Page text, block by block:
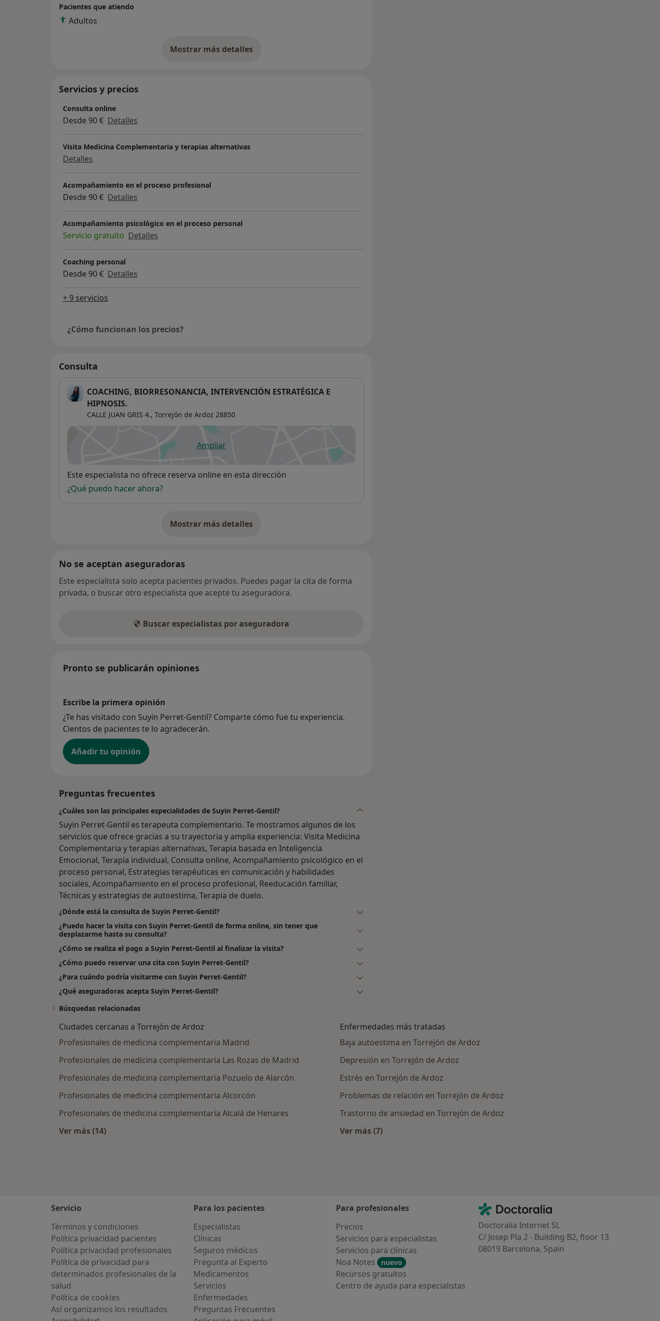
Pacientes que atiendo
Adultos
Mostrar más detalles
sobre la experiencia
Servicios y precios
Consulta online
Desde 90 € Detalles
Visita Medicina Complementaria y terapias alternativas
Detalles
Acompañamiento en el proceso profesional
Desde 90 € Detalles
Acompañamiento psicológico en el proceso personal
Servicio gratuito Detalles
Coaching personal
Desde 90 € Detalles
+ 9 servicios
¿Cómo funcionan los precios?
Consulta
COACHING, BIORRESONANCIA, INTERVENCIÓN ESTRATÉGICA E
HIPNOSIS.
CALLE JUAN GRIS 4., Torrejón de Ardoz 28850
Ampliarse abre en una nueva pestaña
Disponibilidad
Este especialista no ofrece reserva online en esta dirección
¿Qué puedo hacer ahora?
Mostrar más detalles
sobre la dirección
No se aceptan aseguradoras
Este especialista solo acepta pacientes privados. Puedes pagar la cita de forma
privada, o buscar otro especialista que acepte tu aseguradora.
Buscar especialistas por aseguradora
Pronto se publicarán opiniones
Escribe la primera opinión
¿Te has visitado con Suyin Perret-Gentil? Comparte cómo fue tu experiencia.
Cientos de pacientes te lo agradecerán.
Añadir tu opinión
Preguntas frecuentes
¿Cuáles son las principales especialidades de Suyin Perret-Gentil?
Suyin Perret-Gentil es terapeuta complementario. Te mostramos algunos de los
servicios que ofrece gracias a su trayectoria y amplia experiencia: Visita Medicina
Complementaria y terapias alternativas, Terapia basada en Inteligencia
Emocional, Terapia individual, Consulta online, Acompañamiento psicológico en el
proceso personal, Estrategias terapéuticas en comunicación y habilidades
sociales, Acompañamiento en el proceso profesional, Reeducación familiar,
Técnicas y estrategias de autoestima, Terapia de duelo.
¿Dónde está la consulta de Suyin Perret-Gentil?
¿Puedo hacer la visita con Suyin Perret-Gentil de forma online, sin tener que
desplazarme hasta su consulta?
¿Cómo se realiza el pago a Suyin Perret-Gentil al finalizar la visita?
¿Cómo puedo reservar una cita con Suyin Perret-Gentil?
¿Para cuándo podría visitarme con Suyin Perret-Gentil?
¿Qué aseguradoras acepta Suyin Perret-Gentil?
Búsquedas relacionadas
Ciudades cercanas a Torrejón de Ardoz
Profesionales de medicina complementaria Madrid
Profesionales de medicina complementaria Las Rozas de Madrid
Profesionales de medicina complementaria Pozuelo de Alarcón
Profesionales de medicina complementaria Alcorcón
Profesionales de medicina complementaria Alcalá de Henares
Ver más (14)
Enfermedades más tratadas
Baja autoestima en Torrejón de Ardoz
Depresión en Torrejón de Ardoz
Estrés en Torrejón de Ardoz
Problemas de relación en Torrejón de Ardoz
Trastorno de ansiedad en Torrejón de Ardoz
Ver más (7)
Servicio
Términos y condiciones
Política privacidad pacientes
Política privacidad profesionales
Política de privacidad para
determinados profesionales de la
salud
Política de cookies
Así organizamos los resultados
Para los pacientes
Especialistas
Clínicas
Seguros médicos
Pregunta al Experto
Medicamentos
Servicios
Enfermedades
Preguntas Frecuentes
Para profesionales
Precios
Servicios para especialistas
Servicios para clínicas
Noa Notes
nuevo
Recursos gratuitos
Centro de ayuda para especialistas
Contacto
Doctoralia - Página de inicio
Doctoralia Internet SL
C/ Josep Pla 2 - Building B2, floor 13
08019 Barcelona, Spain